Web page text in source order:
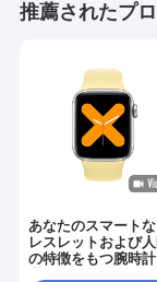
推薦されたプ
あなたのスマート
レスレットおよび人
の特徴をもつ腕時計